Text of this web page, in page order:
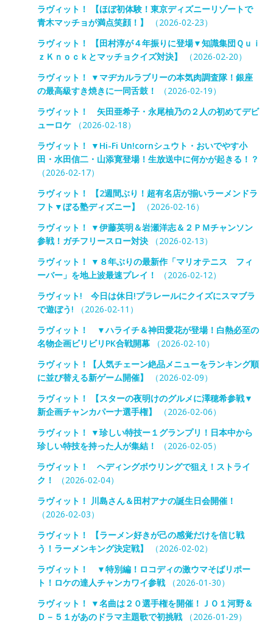
ラヴィット！ 【ほぼ初体験！東京ディズニーリゾートで
青木マッチョが満点笑顔！】
（2026-02-23）
ラヴィット！ 【田村淳が４年振りに登場▼知識集団Ｑｕｉ
ｚＫｎｏｃｋとマッチョクイズ対決】
（2026-02-20）
ラヴィット！ ▼マヂカルラブリーの本気肉調査隊！銀座
の最高級すき焼きに一同舌鼓！
（2026-02-19）
ラヴィット！ 矢田亜希子・永尾柚乃の２人の初めてデビ
ューロケ（2026-02-18）
ラヴィット！ ▼Hi-Fi Un!cornシュウト・おいでやす小
田・水田信二・山添寛登場！生放送中に何かが起きる！？
（2026-02-17）
ラヴィット！ 【2週間ぶり！超有名店が揃いラーメンドラ
フト▼ぼる塾ディズニー】
（2026-02-16）
ラヴィット！ ▼伊藤英明＆岩瀬洋志＆２ＰＭチャンソン
参戦！ガチフリースロー対決（2026-02-13）
ラヴィット！ ▼８年ぶりの最新作「マリオテニス フィ
ーバー」を地上波最速プレイ！
（2026-02-12）
ラヴィット! 今日は休日!プラレールにクイズにスマブラ
で遊ぼう! （2026-02-11）
ラヴィット！ ▼ハライチ＆神田愛花が登場！白熱必至の
名物企画ビリビリPK合戦開幕（2026-02-10）
ラヴィット！【人気チェーン絶品メニューをランキング順
に並び替える新ゲーム開催】
（2026-02-09）
ラヴィット！ 【スターの夜明けのグルメに澤穂希参戦▼
新企画チャンカパーナ選手権】
（2026-02-06）
ラヴィット！ ▼珍しい特技ー１グランプリ！日本中から
珍しい特技を持った人が集結！
（2026-02-05）
ラヴィット！ ヘディングボウリングで狙え！ストライ
ク！
（2026-02-04）
ラヴィット！ 川島さん＆田村アナの誕生日会開催！
（2026-02-03）
ラヴィット！ 【ラーメン好きが己の感覚だけを信じ戦
う！ラーメンキング決定戦】
（2026-02-02）
ラヴィット！ ▼特別編！ロコディの激ウマそばリポー
ト！ロケの達人チャンカワイ参戦（2026-01-30）
ラヴィット！ ▼名曲は２０選手権を開催！ＪＯ１河野＆
Ｄ－５１があのドラマ主題歌で初挑戦（2026-01-29）